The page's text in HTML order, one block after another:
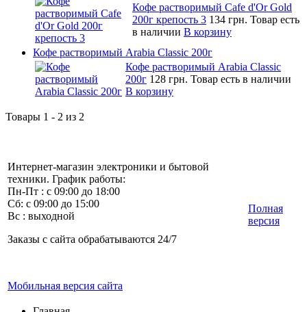
Кофе растворимый Cafe d'Or Gold
200г крепость 3 134 грн. Товар есть
в наличии В корзину
Кофе растворимый Arabia Classic 200г
Кофе растворимый Arabia Classic
200г 128 грн. Товар есть в наличии
В корзину
Товары 1 - 2 из 2
Интернет-магазин электроники и бытовой
техники. График работы:
Пн-Пт : с 09:00 до 18:00
Сб: с 09:00 до 15:00
Вс : выходной
Заказы с сайта обрабатываются 24/7
Мобильная версия сайта
Полная
версия